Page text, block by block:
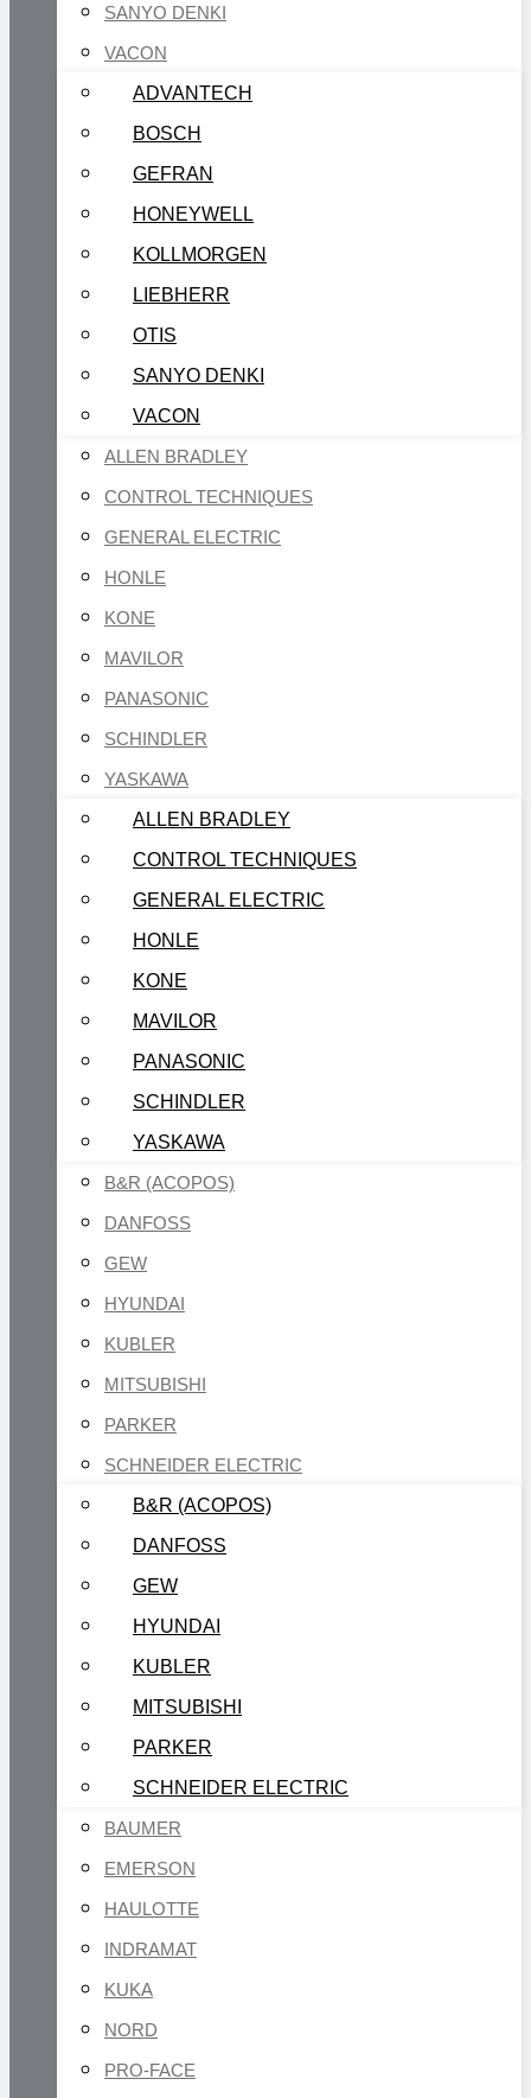
SANYO DENKI
VACON
ADVANTECH
BOSCH
GEFRAN
HONEYWELL
KOLLMORGEN
LIEBHERR
OTIS
SANYO DENKI
VACON
ALLEN BRADLEY
CONTROL TECHNIQUES
GENERAL ELECTRIC
HONLE
KONE
MAVILOR
PANASONIC
SCHINDLER
YASKAWA
ALLEN BRADLEY
CONTROL TECHNIQUES
GENERAL ELECTRIC
HONLE
KONE
MAVILOR
PANASONIC
SCHINDLER
YASKAWA
B&R (ACOPOS)
DANFOSS
GEW
HYUNDAI
KUBLER
MITSUBISHI
PARKER
SCHNEIDER ELECTRIC
B&R (ACOPOS)
DANFOSS
GEW
HYUNDAI
KUBLER
MITSUBISHI
PARKER
SCHNEIDER ELECTRIC
BAUMER
EMERSON
HAULOTTE
INDRAMAT
KUKA
NORD
PRO-FACE